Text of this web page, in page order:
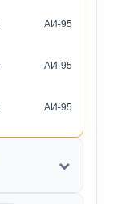
АИ-95
АИ-95
АИ-95